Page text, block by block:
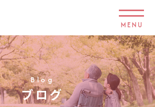
MENU
Blog
ブログ